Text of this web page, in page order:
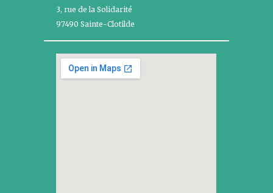
3, rue de la Solidarité
97490 Sainte-Clotilde